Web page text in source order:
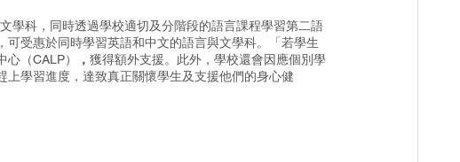
學科，同時透過學校適切及分階段的語言課程學習第二語
受惠於同時學習英語和中文的語言與文學科。「若學生
（CALP）
， 獲得額外支援。此外，學校還會因應個別學
學習進度，達致真正關懷學生及支援他們的身心健